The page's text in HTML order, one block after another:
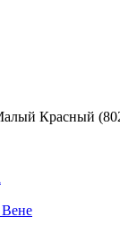
Красный
Вене